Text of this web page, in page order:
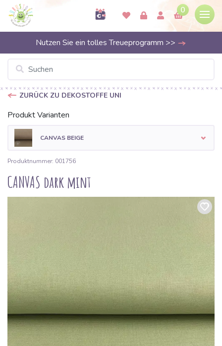
0
Nutzen Sie ein tolles Treueprogramm >>
ZURÜCK ZU DEKOSTOFFE UNI
Produkt Varianten
CANVAS BEIGE
Produktnummer: 001756
CANVAS dark mint